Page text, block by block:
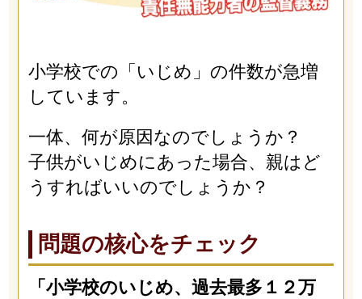
小学校での「いじめ」の件数が急増
しています。
一体、何が原因なのでしょうか？
子供がいじめにあった場合、親はど
うすればいいのでしょうか？
問題の核心をチェック
「小学校のいじめ、過去最多１２万